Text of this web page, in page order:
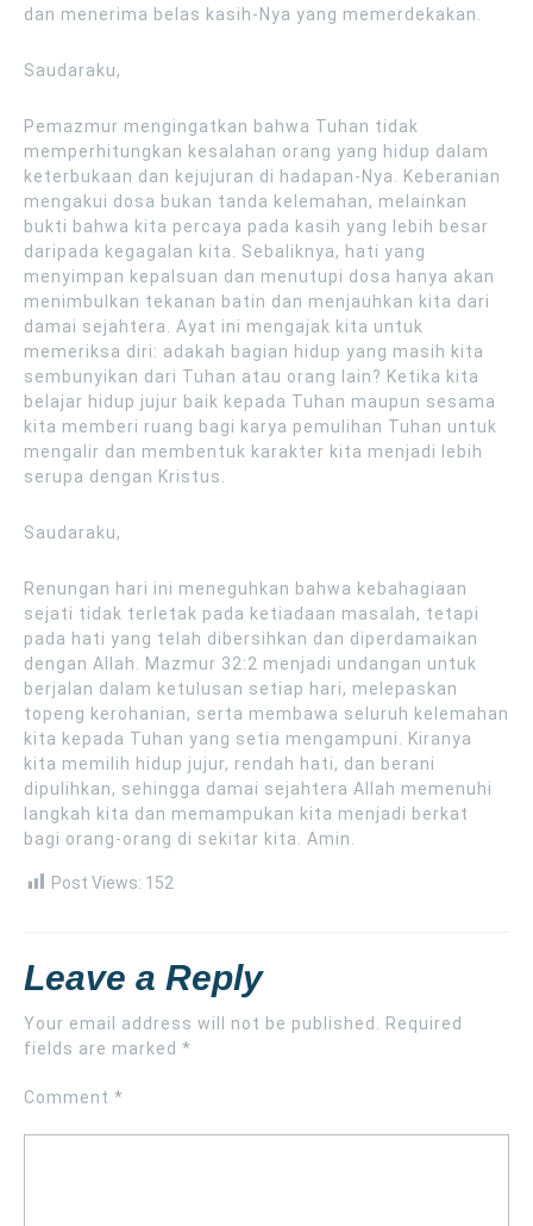
dan menerima belas kasih-Nya yang memerdekakan.
Saudaraku,
Pemazmur mengingatkan bahwa Tuhan tidak
memperhitungkan kesalahan orang yang hidup dalam
keterbukaan dan kejujuran di hadapan-Nya. Keberanian
mengakui dosa bukan tanda kelemahan, melainkan
bukti bahwa kita percaya pada kasih yang lebih besar
daripada kegagalan kita. Sebaliknya, hati yang
menyimpan kepalsuan dan menutupi dosa hanya akan
menimbulkan tekanan batin dan menjauhkan kita dari
damai sejahtera. Ayat ini mengajak kita untuk
memeriksa diri: adakah bagian hidup yang masih kita
sembunyikan dari Tuhan atau orang lain? Ketika kita
belajar hidup jujur baik kepada Tuhan maupun sesama
kita memberi ruang bagi karya pemulihan Tuhan untuk
mengalir dan membentuk karakter kita menjadi lebih
serupa dengan Kristus.
Saudaraku,
Renungan hari ini meneguhkan bahwa kebahagiaan
sejati tidak terletak pada ketiadaan masalah, tetapi
pada hati yang telah dibersihkan dan diperdamaikan
dengan Allah. Mazmur 32:2 menjadi undangan untuk
berjalan dalam ketulusan setiap hari, melepaskan
topeng kerohanian, serta membawa seluruh kelemahan
kita kepada Tuhan yang setia mengampuni. Kiranya
kita memilih hidup jujur, rendah hati, dan berani
dipulihkan, sehingga damai sejahtera Allah memenuhi
langkah kita dan memampukan kita menjadi berkat
bagi orang-orang di sekitar kita. Amin.
Post Views: 152
Leave a Reply
Your email address will not be published. Required
fields are marked *
Comment *